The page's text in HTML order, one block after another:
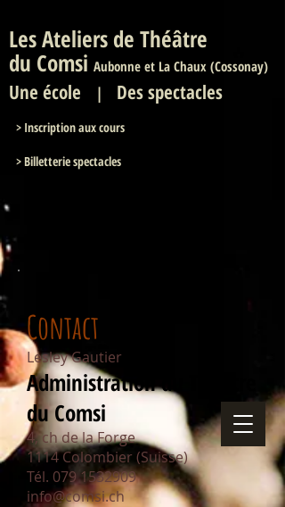
Les Ateliers de Théâtre
du Comsi Aubonne et La Chaux (Cossonay)
Une école | Des spectacles
> Inscription aux cours
> Billetterie spectacles
Contact
Lesley Gautier
Administration du Théâtre
du Comsi
4, ch de la Forge
1114 Colombier (Suisse)
Tél. 079 1532909
info@comsi.ch